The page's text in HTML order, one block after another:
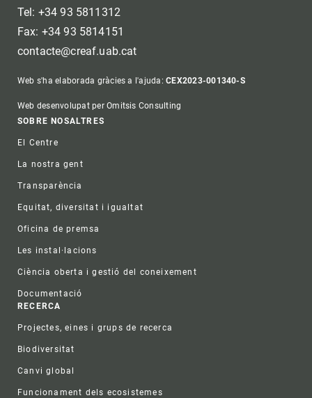
Tel: +34 93 5811312
Fax: +34 93 5814151
contacte@creaf.uab.cat
Web s'ha elaborada gràcies a l'ajuda:CEX2023-001340-S
Web desenvolupat per Omitsis Consulting
Footer
SOBRE NOSALTRES
El Centre
La nostra gent
Transparència
Equitat, diversitat i igualtat
Oficina de premsa
Les instal·lacions
Ciència oberta i gestió del coneixement
Documentació
RECERCA
Projectes, eines i grups de recerca
Biodiversitat
Canvi global
Funcionament dels ecosistemes